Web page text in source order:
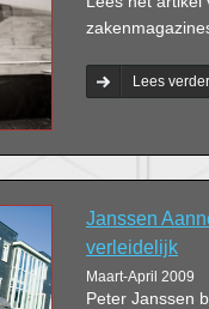
Lees verder
Janssen
verleidelijk
Maart-April 2009
Peter Janssen